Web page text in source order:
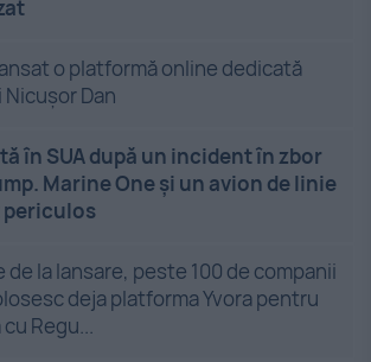
o platformă online dedicată
Dan
în SUA după un incident în zbor
Marine One și un avion de linie
periculos
de la lansare, peste 100 de companii
deja platforma Yvora pentru
Regu...